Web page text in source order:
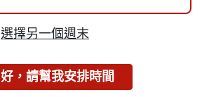
選擇另一個週末
好，請幫我安排時間